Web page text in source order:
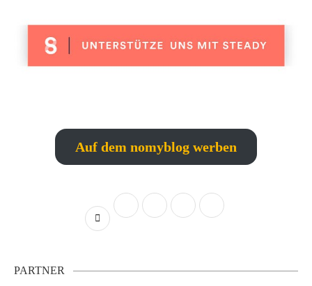
Auf dem nomyblog werben
PARTNER